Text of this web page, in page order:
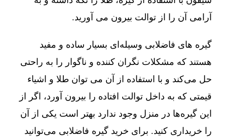
آرامی آن را از توالت بیرون می آورید.
گیره های فاضلابی وسیله‌ای بسیار ساده و مفید
هستند که مشکلات نگران کننده و ناگوار را به راحتی
حل می‌کند و با استفاده از آن می توان طلا و اشیاء
قیمتی که به داخل توالت افتاده را بیرون آورد، اگر از
این گیره‌ها در منزل وجود ندارد بهتر است یکی از آن
را خریداری کنید. برای خرید گیره فاضلابی می‌توانید